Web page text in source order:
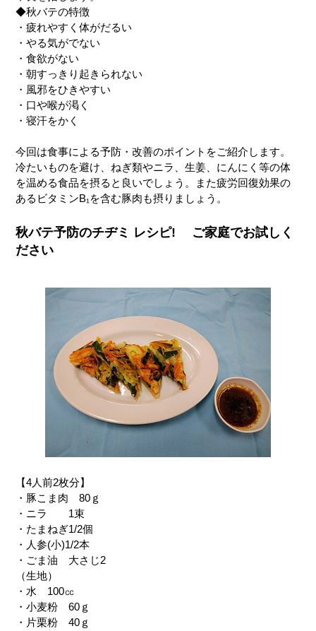
◆秋バテの特徴
・疲れやすく体がだるい
・やる気がでない
・食欲がない
・朝すっきり起きられない
・風邪をひきやすい
・口や喉が渇く
・寝汗をかく
今回は食事による予防・改善のポイントをご紹介します。
冷たいものを避け、ねぎ類やニラ、生姜、にんにく等の体
を温める食品を摂ると良いでしょう。また疲労回復効果の
あるビタミンB₁を含む豚肉も摂りましょう。
秋バテ予防のチヂミ レシピ! ご家庭でお試しく
ださい
【4人前2枚分】
・豚こま肉 80ｇ
・ニラ 1束
・たまねぎ1/2個
・人参(小)1/2本
・ごま油 大さじ2
（生地）
・水 100㏄
・小麦粉 60ｇ
・片栗粉 40ｇ